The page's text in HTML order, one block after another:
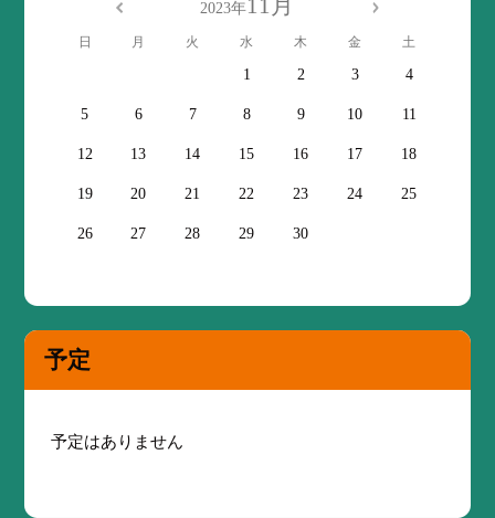
2023年11月
日 月 火 水 木 金 土
1 2 3 4
5 6 7 8 9 10 11
12 13 14 15 16 17 18
19 20 21 22 23 24 25
26 27 28 29 30
予定
予定はありません